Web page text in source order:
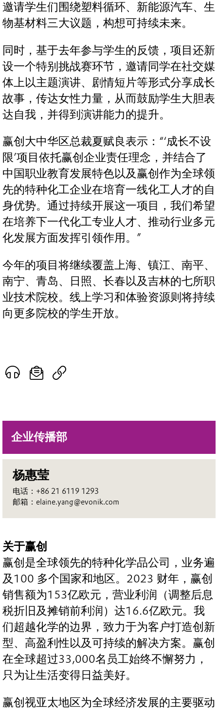
企业传播部
杨惠莹
电话：+86 21 6119 1293
邮箱：elaine.yang@evonik.com
邀请学生们围绕塑料循环、新能源汽车、生
物基材料三大议题，构想可持续未来。
同时，基于去年参与学生的反馈，项目还新
设一个特别挑战赛环节，邀请同学在社交媒
体上以主题演讲、剧情短片等形式分享成长
故事，传达女性力量，从而鼓励学生大胆表
达自我，并得到演讲能力的提升。
赢创大中华区总裁夏赋良表示：“‘成长不设
限’项目依托赢创企业责任理念，并结合了
中国职业教育发展特色以及赢创作为全球领
先的特种化工企业在培育一线化工人才的自
身优势。通过持续开展这一项目，我们希望
在培养下一代化工专业人才、推动行业多元
化发展方面发挥引领作用。”
今年的项目将继续覆盖上海、镇江、南平、
南宁、青岛、日照、长春以及吉林的七所职
业技术院校。线上学习和体验资源则将持续
向更多院校的学生开放。
关于赢创
赢创是全球领先的特种化学品公司，业务遍
及100 多个国家和地区。2023 财年，赢创
销售额为153亿欧元，营业利润（调整后息
税折旧及摊销前利润）达16.6亿欧元。我
们超越化学的边界，致力于为客户打造创新
型、高盈利性以及可持续的解决方案。赢创
在全球超过33,000名员工始终不懈努力，
只为让生活变得日益美好。
赢创视亚太地区为全球经济发展的主要驱动